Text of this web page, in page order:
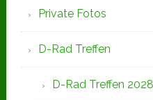
Private Fotos
D-Rad Treffen
D-Rad Treffen 2028